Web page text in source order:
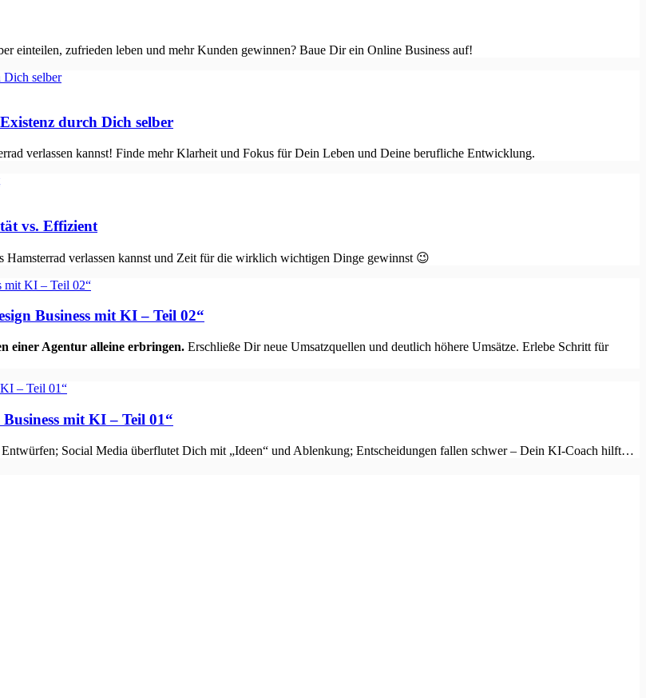
einteilen, zufrieden leben und mehr Kunden gewinnen? Baue Dir ein Online Business auf!
durch Dich selber
verlassen kannst! Finde mehr Klarheit und Fokus für Dein Leben und Deine berufliche Entwicklung.
vs. Effizient
verlassen kannst und Zeit für die wirklich wichtigen Dinge gewinnst 😉
Business mit KI – Teil 02“
einer Agentur alleine erbringen. Erschließe Dir neue Umsatzquellen und deutlich höhere Umsätze. Erlebe Schritt für
mit KI – Teil 01“
Social Media überflutet Dich mit „Ideen“ und Ablenkung; Entscheidungen fallen schwer – Dein KI-Coach hilft…